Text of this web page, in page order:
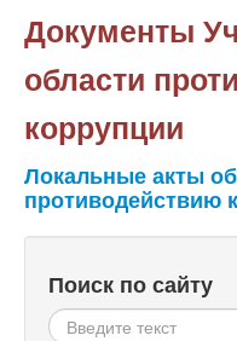
Документы
области
коррупции
Локальные акты
противодействию
Поиск по сайту